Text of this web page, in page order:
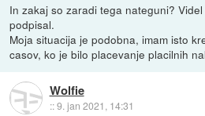
In zakaj so zaradi tega nateguni?
podpisal.
Moja situacija je podobna, imam isto
casov, ko je bilo placevanje placilnih
Wolfie
::9. jan 2021, 14:31